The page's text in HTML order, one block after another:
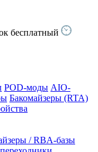
бесплатный
POD-моды AIO-
Бакомайзеры (RTA)
/ RBA-базы